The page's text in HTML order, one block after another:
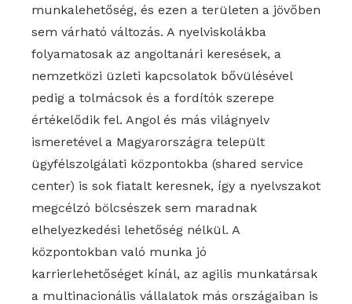
munkalehetőség, és ezen a területen a jövőben
sem várható változás. A nyelviskolákba
folyamatosak az angoltanári keresések, a
nemzetközi üzleti kapcsolatok bővülésével
pedig a tolmácsok és a fordítók szerepe
értékelődik fel. Angol és más világnyelv
ismeretével a Magyarországra települt
ügyfélszolgálati központokba (shared service
center) is sok fiatalt keresnek, így a nyelvszakot
megcélzó bölcsészek sem maradnak
elhelyezkedési lehetőség nélkül. A
központokban való munka jó
karrierlehetőséget kínál, az agilis munkatársak
a multinacionális vállalatok más országaiban is